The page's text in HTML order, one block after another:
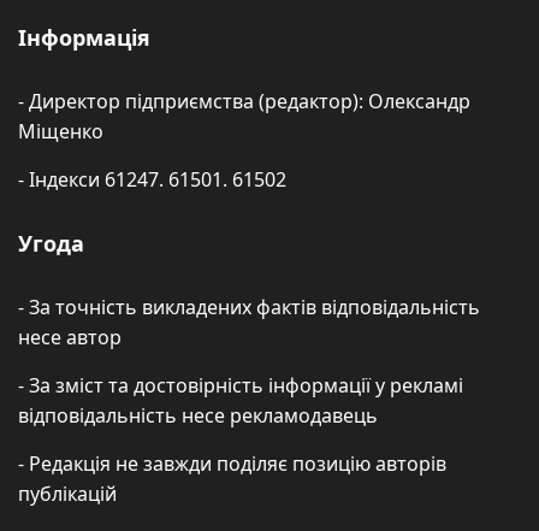
Інформація
- Директор підприємства (редактор): Олександр
Міщенко
- Індекси 61247. 61501. 61502
Угода
- За точність викладених фактів відповідальність
несе автор
- За зміст та достовірність інформації у рекламі
відповідальність несе рекламодавець
- Редакція не завжди поділяє позицію авторів
публікацій